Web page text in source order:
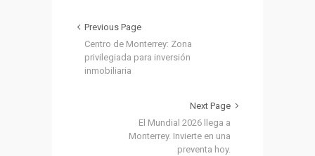
Previous Page
Centro de Monterrey: Zona
privilegiada para inversión
inmobiliaria
Next Page
El Mundial 2026 llega a
Monterrey. Invierte en una
preventa hoy.